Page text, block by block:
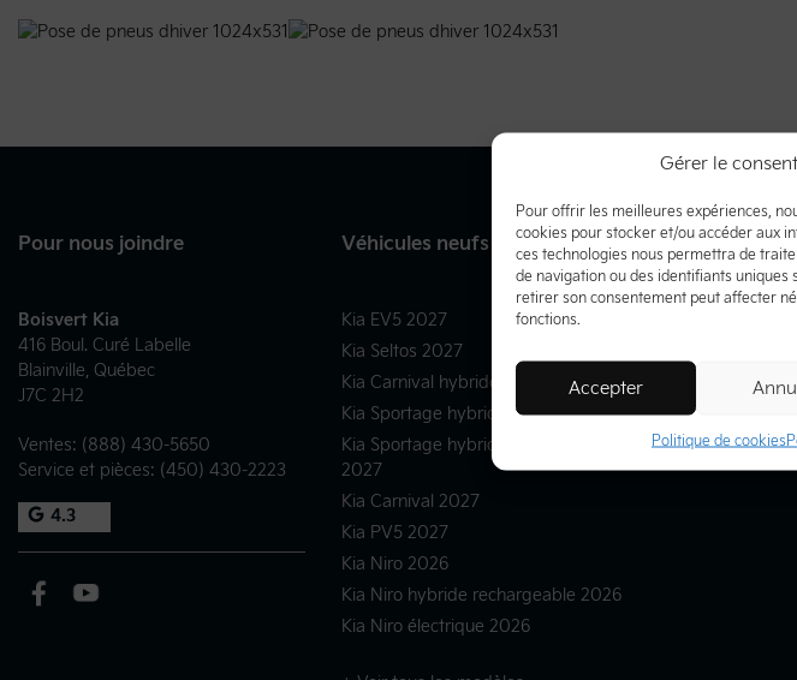
Gérer le
Pour offrir les meilleures expériences,
cookies pour stocker et/ou accéder aux
ces technologies nous permettra de
de navigation ou des identifiants uniques
retirer son consentement peut affecter
fonctions.
Accepter
Politique de cookies
Pour nous joindre
Boisvert Kia
416 Boul. Curé Labelle
Blainville, Québec
J7C 2H2
Ventes: (888) 430-5650
Service et pièces: (450) 430-2223
4.3
Véhicules neufs
Kia EV5 2027
Kia Seltos 2027
Kia Carnival hybride 2027
Kia Sportage hybride 2027
Kia Sportage hybride rechargeable
2027
Kia Carnival 2027
Kia PV5 2027
Kia Niro 2026
Kia Niro hybride rechargeable 2026
Kia Niro électrique 2026
Inventaire
Démonstrateurs
Inventaire
Inventaire